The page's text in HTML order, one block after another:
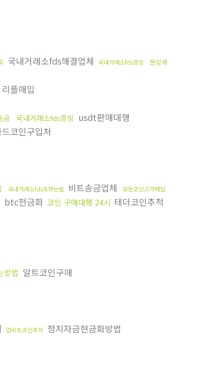
국내거래소fds해결업체 국내거래소fds증빙
문상세
리플매입
금 국내거래소fds증빙 usdt판매대행
코인구입처
국내거래소fds피하는법 비트송금업체 모든코인고가매입
btc현금화 코인 구매대행 24시 테더코인추척
방법 알트코인구매
업비트코인추적 정치자금현금화방법